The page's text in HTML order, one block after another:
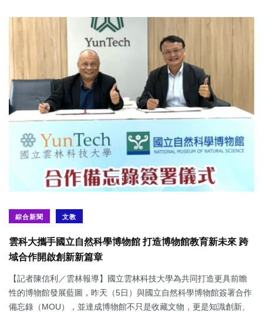
綜合新聞 文教
雲科大攜手國立自然科學博物館 打造博物館教育新未來 跨
域合作開啟創新新篇章
【記者陳信利／雲林報導】國立雲林科技大學為共同打造更具前瞻
性的博物館發展藍圖，昨天（5日）與國立自然科學博物館簽署合作
備忘錄（MOU），並達成博物館不只是收藏文物，更是知識創新、